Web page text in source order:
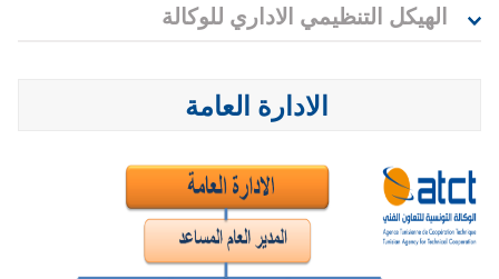
الهيكل التنظيمي الاداري للوكالة
الادارة العامة